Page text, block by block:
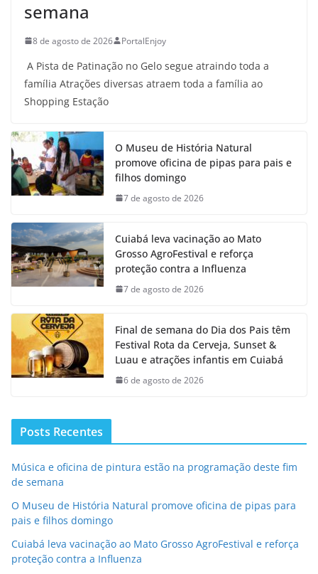
semana
8 de agosto de 2026 PortalEnjoy
A Pista de Patinação no Gelo segue atraindo toda a
família Atrações diversas atraem toda a família ao
Shopping Estação
O Museu de História Natural
promove oficina de pipas para pais e
filhos domingo
7 de agosto de 2026
Cuiabá leva vacinação ao Mato
Grosso AgroFestival e reforça
proteção contra a Influenza
7 de agosto de 2026
Final de semana do Dia dos Pais têm
Festival Rota da Cerveja, Sunset &
Luau e atrações infantis em Cuiabá
6 de agosto de 2026
Posts Recentes
Música e oficina de pintura estão na programação deste fim
de semana
O Museu de História Natural promove oficina de pipas para
pais e filhos domingo
Cuiabá leva vacinação ao Mato Grosso AgroFestival e reforça
proteção contra a Influenza